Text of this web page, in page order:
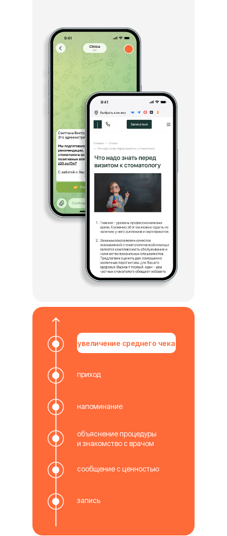
приход
напоминание
объяснение процедуры
и знакомство с врачом
сообщение с ценностью
запись
увеличение среднего чека